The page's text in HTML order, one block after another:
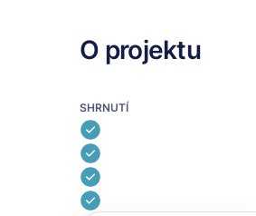
O projektu
SHRNUTÍ